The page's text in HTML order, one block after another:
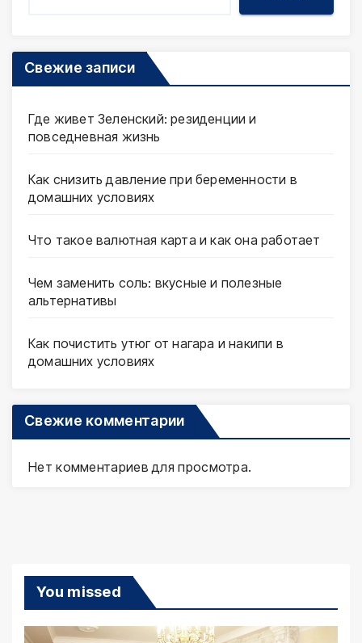
Свежие записи
Где живет Зеленский: резиденции и
повседневная жизнь
Как снизить давление при беременности в
домашних условиях
Что такое валютная карта и как она работает
Чем заменить соль: вкусные и полезные
альтернативы
Как почистить утюг от нагара и накипи в
домашних условиях
Свежие комментарии
Нет комментариев для просмотра.
You missed